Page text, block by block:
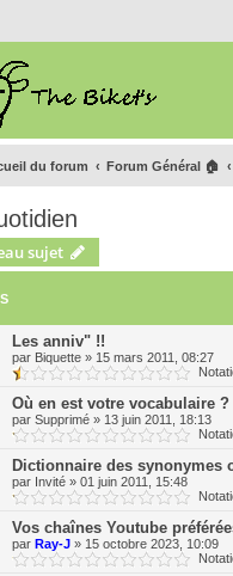
du forum Forum Général 🏠
sujet
Les anniv" !!
par Biquette » 15 mars 2011, 08:27
Où en est votre vocabulaire ?
par Supprimé » 13 juin 2011, 18:13
Dictionnaire des synonymes
par Invité » 01 juin 2011, 15:48
Vos chaînes Youtube
par Ray-J » 15 octobre 2023, 10:09